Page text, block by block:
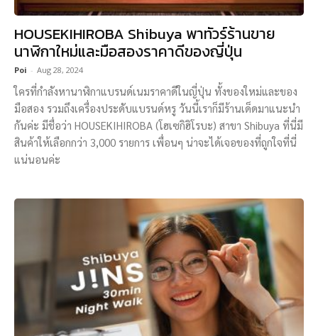
HOUSEKIHIROBA Shibuya พาทัวร์ร้านขาย
นาฬิกาใหม่และมือสองราคาดีของญี่ปุ่น
Poi - Aug 28, 2024
ใครที่กำลังหานาฬิกาแบรนด์เนมราคาดีในญี่ปุ่น ทั้งของใหม่และของ
มือสอง รวมถึงเครื่องประดับแบรนด์หรู วันนี้เราก็มีร้านเด็ดมาแนะนำ
กันค่ะ มีชื่อว่า HOUSEKIHIROBA (โฮเซกิฮิโรบะ) สาขา Shibuya ที่นี่มี
สินค้าให้เลือกกว่า 3,000 รายการ เพื่อนๆ น่าจะได้เจอของที่ถูกใจที่นี่
แน่นอนค่ะ